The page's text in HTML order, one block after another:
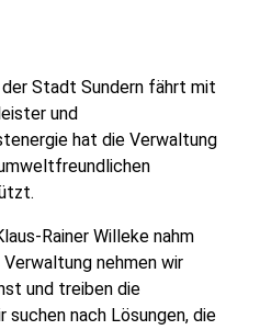
Stadt Sundern fährt mit
und
hat die Verwaltung
Rainer Willeke nahm
nehmen wir
und treiben die
nach Lösungen, die